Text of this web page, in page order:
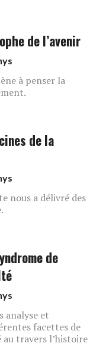
de l’avenir
à penser la
de la
nous a délivré des
de
analyse et
facettes de
au travers l’histoire